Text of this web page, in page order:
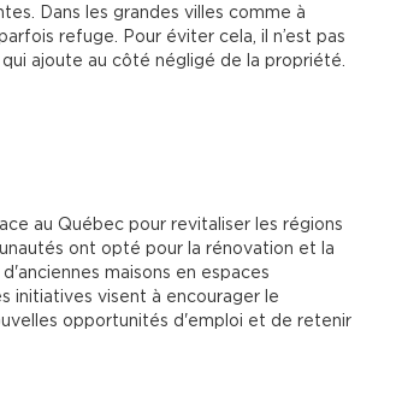
Dans les grandes villes comme à
refuge. Pour éviter cela, il n’est pas
ajoute au côté négligé de la propriété.
au Québec pour revitaliser les régions
ont opté pour la rénovation et la
maisons en espaces
initiatives visent à encourager le
opportunités d'emploi et de retenir